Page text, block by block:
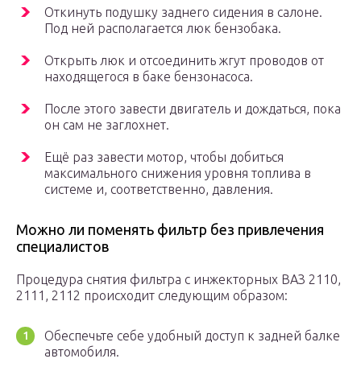
Откинуть подушку заднего сидения в салоне.
Под ней располагается люк бензобака.
Открыть люк и отсоединить жгут проводов от
находящегося в баке бензонасоса.
После этого завести двигатель и дождаться, пока
он сам не заглохнет.
Ещё раз завести мотор, чтобы добиться
максимального снижения уровня топлива в
системе и, соответственно, давления.
Можно ли поменять фильтр без привлечения
специалистов
Процедура снятия фильтра с инжекторных ВАЗ 2110,
2111, 2112 происходит следующим образом:
Обеспечьте себе удобный доступ к задней балке
автомобиля.